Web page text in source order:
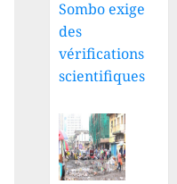
Sombo exige
des
vérifications
scientifiques